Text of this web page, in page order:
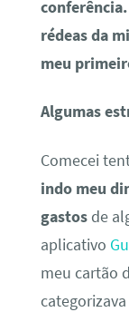
conferência.
rédeas da
meu
Algumas
Comecei
indo meu
gastosde
aplicativo
meu cartão